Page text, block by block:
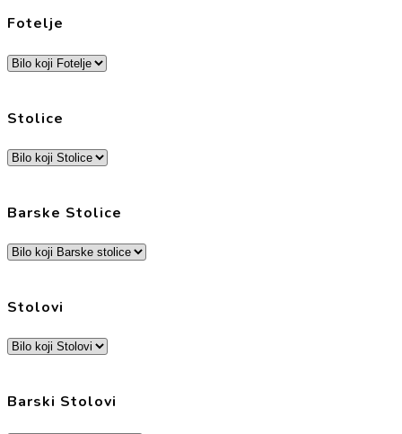
Fotelje
Stolice
Barske Stolice
Stolovi
Barski Stolovi